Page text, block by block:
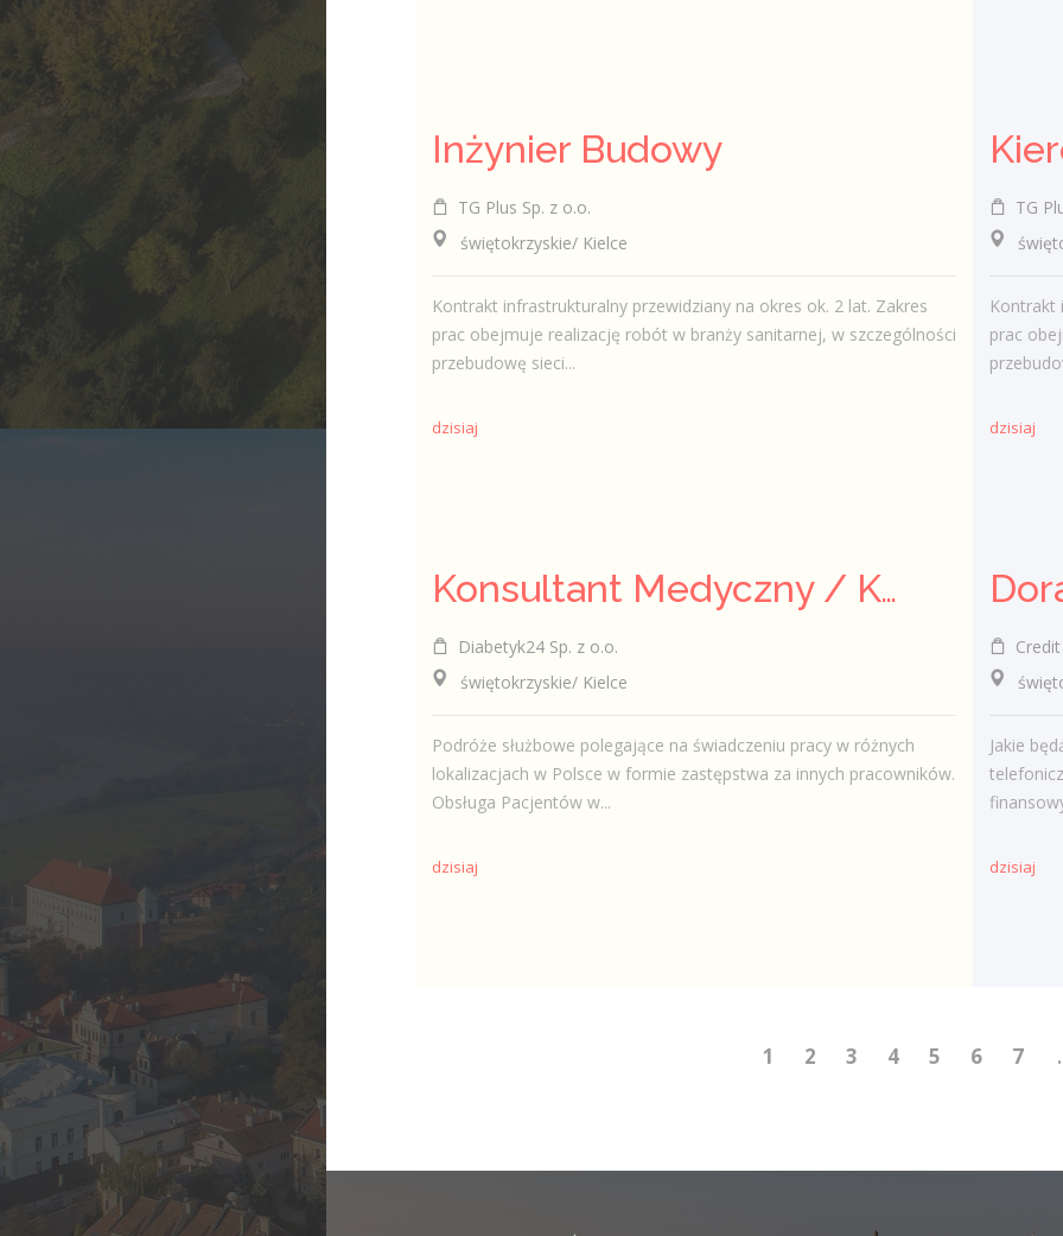
Inżynier Budowy
TG Plus Sp. z o.o.
świętokrzyskie/ Kielce
Kontrakt infrastrukturalny przewidziany na okres ok. 2 lat. Zakres
prac obejmuje realizację robót w branży sanitarnej, w szczególności
przebudowę sieci...
dzisiaj
TG
Kontrakt
prac
dzisiaj
Konsultant Medyczny / Konsultantka Medyczna w sklepie medycznym (Fizjoterapeuta, Technik farmaceutyczny, Technik ortopeda)
Diabetyk24 Sp. z o.o.
świętokrzyskie/ Kielce
Podróże służbowe polegające na świadczeniu pracy w różnych
lokalizacjach w Polsce w formie zastępstwa za innych pracowników.
Obsługa Pacjentów w...
dzisiaj
Jakie
dzisiaj
1 2 3 4 5 6 7